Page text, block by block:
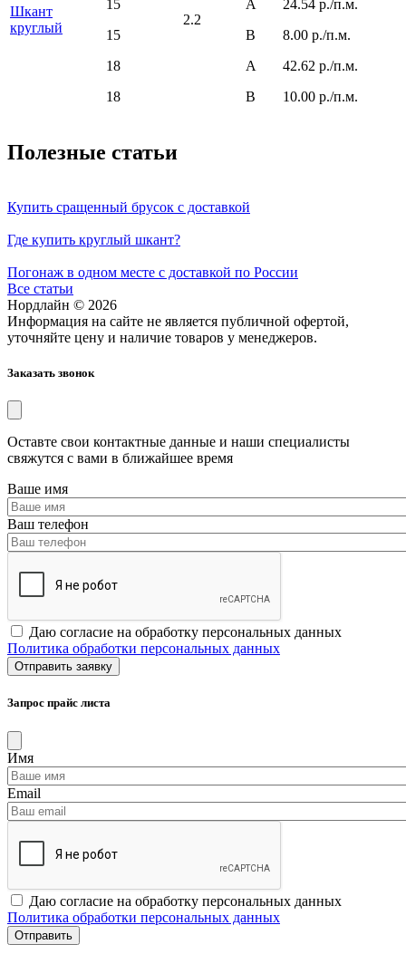
Шкант
круглый
15
15
18
18
2.2
A
B
A
B
24.54 р./п.м.
8.00 р./п.м.
42.62 р./п.м.
10.00 р./п.м.
Полезные статьи
Купить сращенный брусок с доставкой
Где купить круглый шкант?
Погонаж в одном месте с доставкой по России
Все статьи
Нордлайн © 2026
Информация на сайте не является публичной офертой,
уточняйте цену и наличие товаров у менеджеров.
Заказать звонок
Оставте свои контактные данные и наши специалисты
свяжутся с вами в ближайшее время
Ваше имя
Ваш телефон
Даю согласие на обработку персональных данных
Политика обработки персональных данных
Запрос прайс листа
Имя
Email
Даю согласие на обработку персональных данных
Политика обработки персональных данных